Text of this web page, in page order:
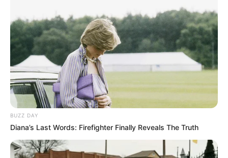
TAGS AKTRIS FARAHDIBA FERREIRA MODEL
PRESENTER
SELEBRITI INDONESIA
BUZZ DAY
Diana’s Last Words: Firefighter Finally Reveals The Truth